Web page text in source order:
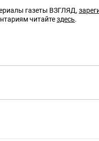
газеты ВЗГЛЯД,
читайтездесь.